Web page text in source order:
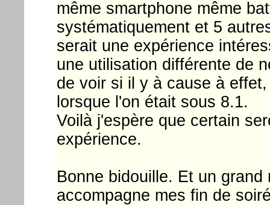
même smartphone même
systématiquement et 5
serait une expérience
une utilisation différente de
de voir si il y à cause à
lorsque l'on était sous 8.1.
Voilà j'espère que certain
expérience.
Bonne bidouille. Et un
accompagne mes fin de